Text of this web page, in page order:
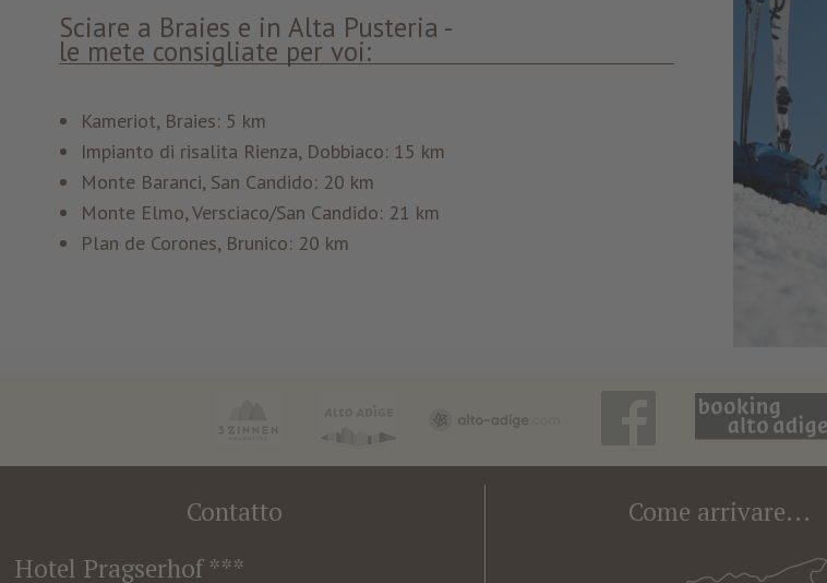
Sciare a Braies e in Alta Pusteria -
le mete consigliate per voi:
Kameriot, Braies: 5 km
Impianto di risalita Rienza, Dobbiaco: 15 km
Monte Baranci, San Candido: 20 km
Monte Elmo, Versciaco/San Candido: 21 km
Plan de Corones, Brunico: 20 km
Contatto
Hotel Pragserhof ***
Come arrivare...